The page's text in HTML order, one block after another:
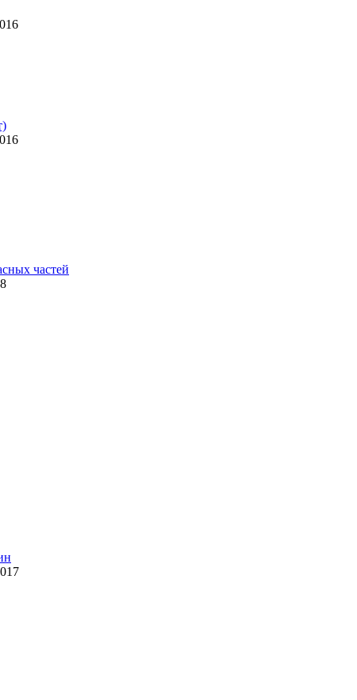
частей